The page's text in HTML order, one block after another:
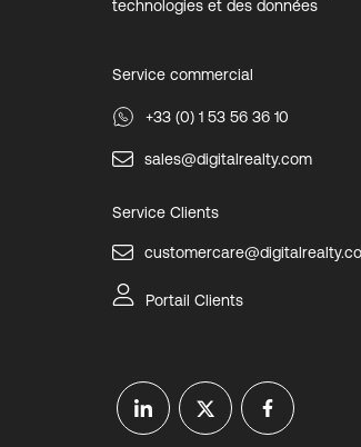
technologies et des données
Service commercial
+33 (0) 1 53 56 36 10
sales@digitalrealty.com
Service Clients
Portail Clients